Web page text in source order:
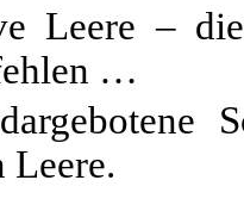
Leere –
…
Leere.